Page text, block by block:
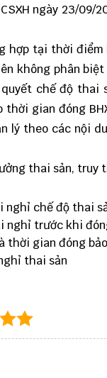
ngày 23/
hợp tại thời
không phân
chế độ thai
thời gian đóng
lý theo các nội
thai sản, truy
nghỉ chế độ thai
nghỉ trước khi
thời gian đóng
thai sản